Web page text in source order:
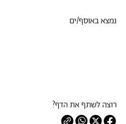
נמצא באוסף/ים
רוצה לשתף את הדף?